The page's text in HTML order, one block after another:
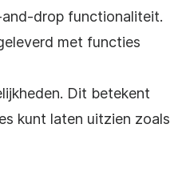
drop functionaliteit.
met functies
Dit betekent
kunt laten uitzien zoals